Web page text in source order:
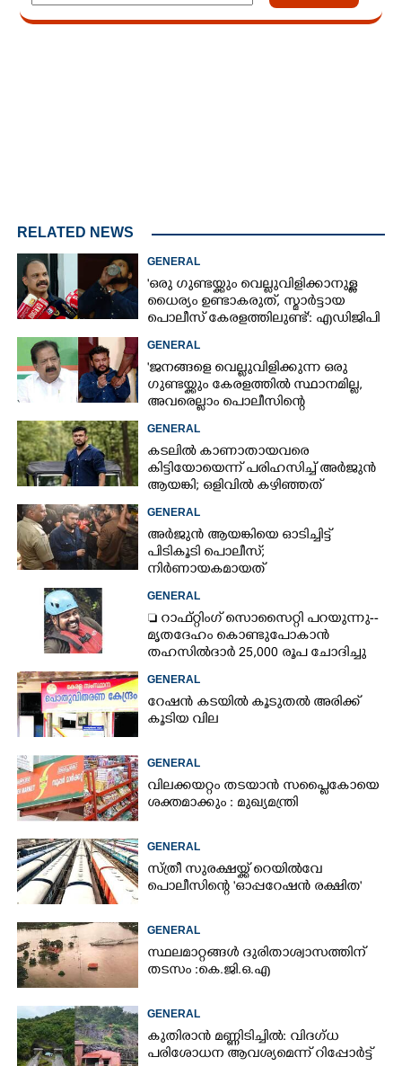
RELATED NEWS
GENERAL
'ഒരു ഗുണ്ടയ്ക്കും വെല്ലുവിളിക്കാനുള്ള
ധൈര്യം ഉണ്ടാകരുത്, സ്മാർട്ടായ
പൊലീസ് കേരളത്തിലുണ്ട്': എഡിജിപി
GENERAL
'ജനങ്ങളെ വെല്ലുവിളിക്കുന്ന ഒരു
ഗുണ്ടയ്ക്കും കേരളത്തിൽ സ്ഥാനമില്ല,​
അവരെല്ലാം പൊലീസിന്റെ
GENERAL
കടലിൽ കാണാതായവരെ
കിട്ടിയോയെന്ന് പരിഹസിച്ച് അർജുൻ
ആയങ്കി; ഒളിവിൽ കഴിഞ്ഞത്
GENERAL
അർജുൻ ആയങ്കിയെ ഓടിച്ചിട്ട്
പിടികൂടി പൊലീസ്;
നിർണായകമായത്
സംശയം
GENERAL
 റാഫ്റ്റിംഗ് സൊസൈറ്റി പറയുന്നു--
മൃതദേഹം കൊണ്ടുപോകാൻ
തഹസിൽദാർ 25,000 രൂപ ചോദിച്ചു
GENERAL
റേഷൻ കടയിൽ കൂടുതൽ അരിക്ക്
കൂടിയ വില
GENERAL
വിലക്കയറ്റം തടയാൻ സപ്ലൈകോയെ
ശക്തമാക്കും : മുഖ്യമന്ത്രി
GENERAL
സ്ത്രീ സുരക്ഷയ്ക്ക് റെയിൽവേ
പൊലീസിന്റെ 'ഓപ്പറേഷൻ രക്ഷിത'
GENERAL
സ്ഥലമാറ്റങ്ങൾ ദുരിതാശ്വാസത്തിന്
തടസം :കെ.ജി.ഒ.എ
GENERAL
കുതിരാൻ മണ്ണിടിച്ചിൽ: വിദഗ്ധ
പരിശോധന ആവശ്യമെന്ന് റിപ്പോർട്ട്